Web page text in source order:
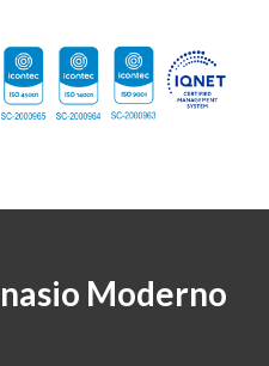
Moderno